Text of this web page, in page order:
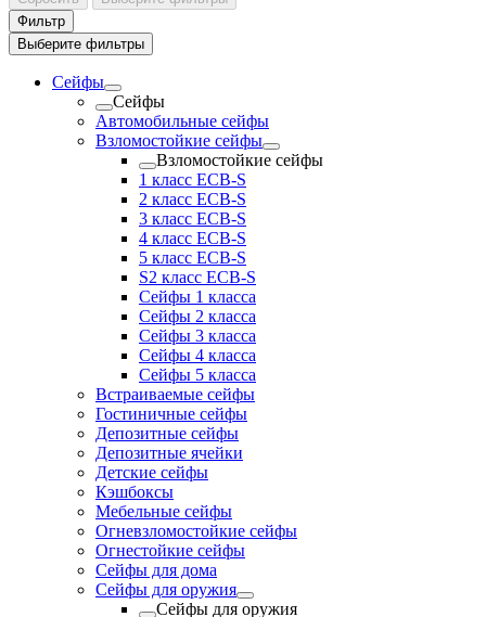
Фильтр
Выберите фильтры
Сейфы
Сейфы
Автомобильные сейфы
Взломостойкие сейфы
Взломостойкие сейфы
1 класс ECB-S
2 класс ECB-S
3 класс ECB-S
4 класс ECB-S
5 класс ECB-S
S2 класс ECB-S
Сейфы 1 класса
Сейфы 2 класса
Сейфы 3 класса
Сейфы 4 класса
Сейфы 5 класса
Встраиваемые сейфы
Гостиничные сейфы
Депозитные сейфы
Депозитные ячейки
Детские сейфы
Кэшбоксы
Мебельные сейфы
Огневзломостойкие сейфы
Огнестойкие сейфы
Сейфы для дома
Сейфы для оружия
Сейфы для оружия